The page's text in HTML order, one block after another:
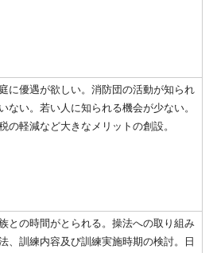
に優遇が欲しい。消防団の活動が知られ
ない。若い人に知られる機会が少ない。
の軽減など大きなメリットの創設。
との時間がとられる。操法への取り組み
、訓練内容及び訓練実施時期の検討。日